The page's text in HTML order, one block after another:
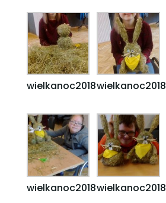
wielkanoc2018wielkanoc2018
wielkanoc2018wielkanoc2018